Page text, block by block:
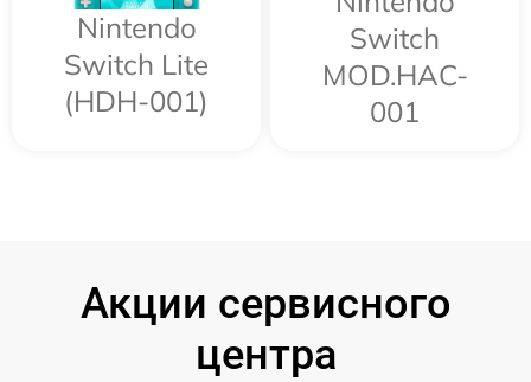
Nintendo
Switch Lite
(HDH-001)
Switch
MOD.HAC-
001
Акции сервисного
центра